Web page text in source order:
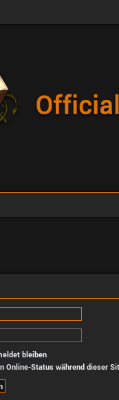
bleiben
Online-Status während dieser